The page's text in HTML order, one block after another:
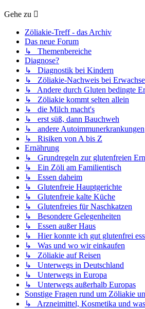
Gehe zu
Zöliakie-Treff - das Archiv
Das neue Forum
↳ Themenbereiche
Diagnose?
↳ Diagnostik bei Kindern
↳ Zöliakie-Nachweis bei
↳ Andere durch Gluten bedingte
↳ Zöliakie kommt selten allein
↳ die Milch macht's
↳ erst süß, dann Bauchweh
↳ andere Autoimmunerkrankungen
↳ Risiken von A bis Z
Ernährung
↳ Grundregeln zur glutenfreien
↳ Ein Zöli am Familientisch
↳ Essen daheim
↳ Glutenfreie Hauptgerichte
↳ Glutenfreie kalte Küche
↳ Glutenfreies für Naschkatzen
↳ Besondere Gelegenheiten
↳ Essen außer Haus
↳ Hier konnte ich gut glutenfrei
↳ Was und wo wir einkaufen
↳ Zöliakie auf Reisen
↳ Unterwegs in Deutschland
↳ Unterwegs in Europa
↳ Unterwegs außerhalb Europas
Sonstige Fragen rund um Zöliakie
↳ Arzneimittel, Kosmetika und was